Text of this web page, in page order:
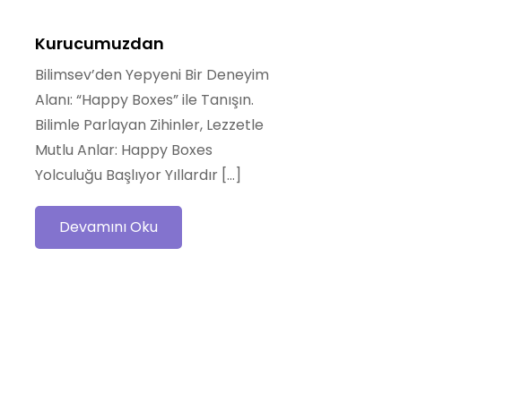
Kurucumuzdan
Bilimsev’den Yepyeni Bir Deneyim
Alanı: “Happy Boxes” ile Tanışın.
Bilimle Parlayan Zihinler, Lezzetle
Mutlu Anlar: Happy Boxes
Yolculuğu Başlıyor Yıllardır […]
Devamını Oku